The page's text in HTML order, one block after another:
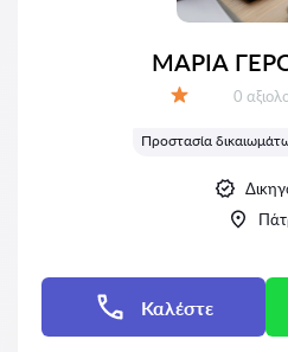
ΜΑΡΙΑ
0
Προστασία
Καλέστε